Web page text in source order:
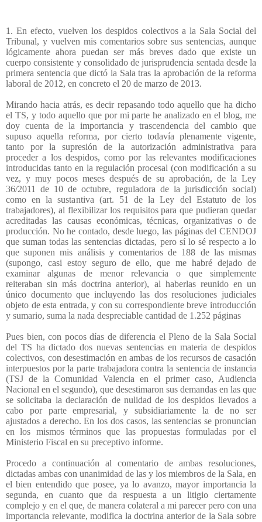
1. En efecto, vuelven los despidos colectivos a la Sala Social del
Tribunal, y vuelven mis comentarios sobre sus sentencias, aunque
lógicamente ahora puedan ser más breves dado que existe un
cuerpo consistente y consolidado de jurisprudencia sentada desde la
primera sentencia que dictó la Sala tras la aprobación de la reforma
laboral de 2012, en concreto el 20 de marzo de 2013.
Mirando hacia atrás, es decir repasando todo aquello que ha dicho
el TS, y todo aquello que por mi parte he analizado en el blog, me
doy cuenta de la importancia y trascendencia del cambio que
supuso aquella reforma, por cierto todavía plenamente vigente,
tanto por la supresión de la autorización administrativa para
proceder a los despidos, como por las relevantes modificaciones
introducidas tanto en la regulación procesal (con modificación a su
vez, y muy pocos meses después de su aprobación, de la Ley
36/2011 de 10 de octubre, reguladora de la jurisdicción social)
como en la sustantiva (art. 51 de la Ley del Estatuto de los
trabajadores), al flexibilizar los requisitos para que pudieran quedar
acreditadas las causas económicas, técnicas, organizativas o de
producción. No he contado, desde luego, las páginas del CENDOJ
que suman todas las sentencias dictadas, pero sí lo sé respecto a lo
que suponen mis análisis y comentarios de 188 de las mismas
(supongo, casi estoy seguro de ello, que me habré dejado de
examinar algunas de menor relevancia o que simplemente
reiteraban sin más doctrina anterior), al haberlas reunido en un
único documento que incluyendo las dos resoluciones judiciales
objeto de esta entrada, y con su correspondiente breve introducción
y sumario, suma la nada despreciable cantidad de 1.252 páginas
Pues bien, con pocos días de diferencia el Pleno de la Sala Social
del TS ha dictado dos nuevas sentencias en materia de despidos
colectivos, con desestimación en ambas de los recursos de casación
interpuestos por la parte trabajadora contra la sentencia de instancia
(TSJ de la Comunidad Valencia en el primer caso, Audiencia
Nacional en el segundo), que desestimaron sus demandas en las que
se solicitaba la declaración de nulidad de los despidos llevados a
cabo por parte empresarial, y subsidiariamente la de no ser
ajustados a derecho. En los dos casos, las sentencias se pronuncian
en los mismos términos que las propuestas formuladas por el
Ministerio Fiscal en su preceptivo informe.
Procedo a continuación al comentario de ambas resoluciones,
dictadas ambas con unanimidad de las y los miembros de la Sala, en
el bien entendido que posee, ya lo avanzo, mayor importancia la
segunda, en cuanto que da respuesta a un litigio ciertamente
complejo y en el que, de manera colateral a mi parecer pero con una
importancia relevante, modifica la doctrina anterior de la Sala sobre